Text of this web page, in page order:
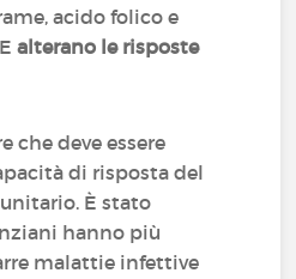
acido folico e
alterano le risposte
che deve essere
di risposta del
È stato
hanno più
malattie infettive